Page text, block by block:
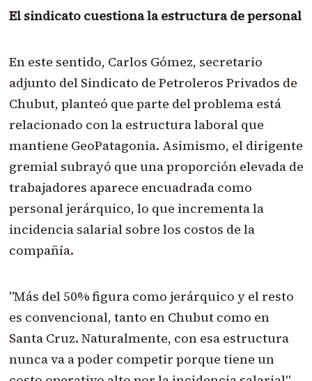
El sindicato cuestiona la estructura de personal
En este sentido, Carlos Gómez, secretario
adjunto del Sindicato de Petroleros Privados de
Chubut, planteó que parte del problema está
relacionado con la estructura laboral que
mantiene GeoPatagonia. Asimismo, el dirigente
gremial subrayó que una proporción elevada de
trabajadores aparece encuadrada como
personal jerárquico, lo que incrementa la
incidencia salarial sobre los costos de la
compañía.
"Más del 50% figura como jerárquico y el resto
es convencional, tanto en Chubut como en
Santa Cruz. Naturalmente, con esa estructura
nunca va a poder competir porque tiene un